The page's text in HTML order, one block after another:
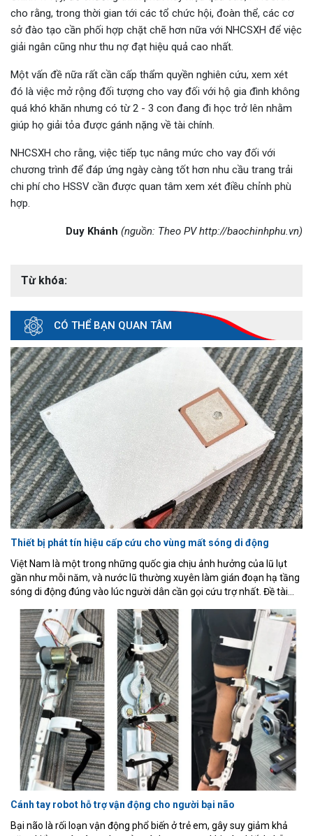
cho rằng, trong thời gian tới các tổ chức hội, đoàn thể, các cơ
sở đào tạo cần phối hợp chặt chẽ hơn nữa với NHCSXH để việc
giải ngân cũng như thu nợ đạt hiệu quả cao nhất.
Một vấn đề nữa rất cần cấp thẩm quyền nghiên cứu, xem xét
đó là việc mở rộng đối tượng cho vay đối với hộ gia đình không
quá khó khăn nhưng có từ 2 - 3 con đang đi học trở lên nhằm
giúp họ giải tỏa được gánh nặng về tài chính.
NHCSXH cho rằng, việc tiếp tục nâng mức cho vay đối với
chương trình để đáp ứng ngày càng tốt hơn nhu cầu trang trải
chi phí cho HSSV cần được quan tâm xem xét điều chỉnh phù
hợp.
Duy Khánh (nguồn: Theo PVhttp://baochinhphu.vn)
Từ khóa:
CÓ THỂ BẠN QUAN TÂM
Thiết bị phát tín hiệu cấp cứu cho vùng mất sóng di động
Việt Nam là một trong những quốc gia chịu ảnh hưởng của lũ lụt
gần như mỗi năm, và nước lũ thường xuyên làm gián đoạn hạ tầng
sóng di động đúng vào lúc người dân cần gọi cứu trợ nhất. Đề tài
thiết bị phát tín hiệu cấp cứu di động, chi phí thấp, dùng cho khu vực
không có sóng di động, gồm một bộ phát di động (ESP32-C3, GPS,
LoRa và nút SOS thủ công) gửi gói tin vị trí qua LoRa khi được kích
hoạt, một bộ thu đặt tại trạm cố định chuyển tiếp gói tin nhận được
qua Wi-Fi tới backend Express.js/SQLite, và một trang web hiển thị
trực quan giúp đội cứu hộ theo dõi trạng thái từng thiết bị theo thời
gian thực.
Cánh tay robot hỗ trợ vận động cho người bại não
Bại não là rối loạn vận động phổ biến ở trẻ em, gây suy giảm khả